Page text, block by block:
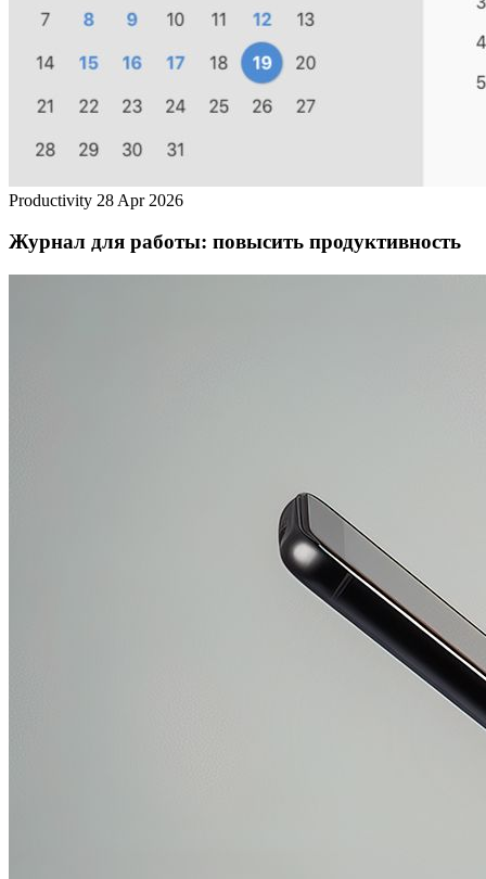
Productivity 28 Apr 2026
Журнал для работы: повысить продуктивность